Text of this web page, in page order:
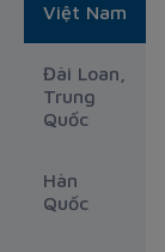
Việt Nam
Đài Loan,
Trung
Quốc
Hàn
Quốc